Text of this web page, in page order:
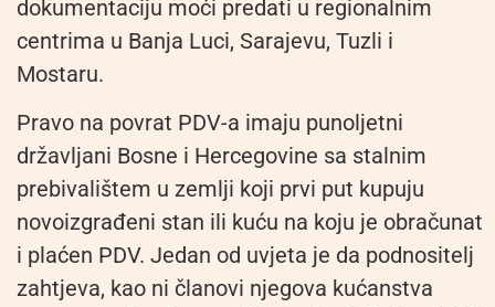
dokumentaciju moći predati u regionalnim
centrima u Banja Luci, Sarajevu, Tuzli i
Mostaru.
Pravo na povrat PDV-a imaju punoljetni
državljani Bosne i Hercegovine sa stalnim
prebivalištem u zemlji koji prvi put kupuju
novoizgrađeni stan ili kuću na koju je obračunat
i plaćen PDV. Jedan od uvjeta je da podnositelj
zahtjeva, kao ni članovi njegova kućanstva